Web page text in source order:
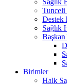
Tunceli
Destek
Sağlık
Başkan
Birimler
Halk